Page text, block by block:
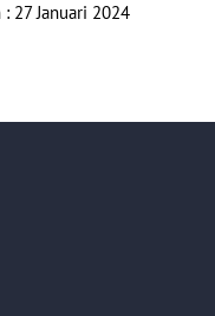
27 Januari 2024